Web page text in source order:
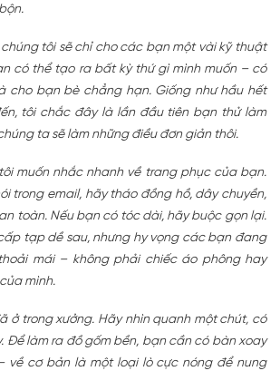
chúng tôi sẽ chỉ cho các bạn một vài kỹ thuật
có thể tạo ra bất kỳ thứ gì mình muốn – có
cho bạn bè chẳng hạn. Giống như hầu hết
tôi chắc đây là lần đầu tiên bạn thử làm
ta sẽ làm những điều đơn giản thôi.
muốn nhắc nhanh về trang phục của bạn.
trong email, hãy tháo đồng hồ, dây chuyền,
toàn. Nếu bạn có tóc dài, hãy buộc gọn lại.
tạp dề sau, nhưng hy vọng các bạn đang
mái – không phải chiếc áo phông hay
mình.
ở trong xưởng. Hãy nhìn quanh một chút, có
Để làm ra đồ gốm bền, bạn cần có bàn xoay
về cơ bản là một loại lò cực nóng để nung